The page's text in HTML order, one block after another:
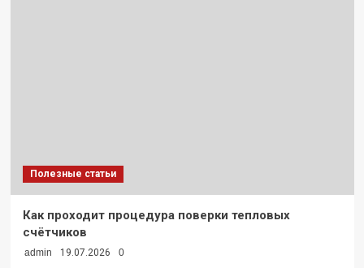
Полезные статьи
Как проходит процедура поверки тепловых
счётчиков
admin 19.07.2026 0